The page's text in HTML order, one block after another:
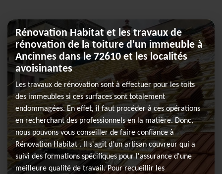
Rénovation Habitat et les travaux de
rénovation de la toiture d'un immeuble à
Ancinnes dans le 72610 et les localités
avoisinantes
Les travaux de rénovation sont à effectuer pour les toits
des immeubles si ces surfaces sont totalement
endommagées. En effet, il faut procéder à ces opérations
en recherchant des professionnels en la matière. Donc,
nous pouvons vous conseiller de faire confiance à
Rénovation Habitat . Il s'agit d'un artisan couvreur qui a
suivi des formations spécifiques pour l'assurance d'une
meilleure qualité de travail. Pour recueillir les